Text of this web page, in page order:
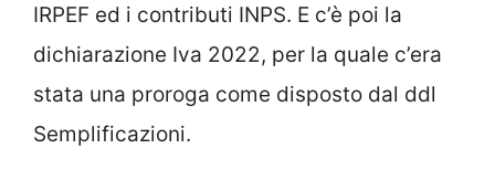
IRPEF ed i contributi INPS. E c’è poi la
dichiarazione Iva 2022, per la quale c’era
stata una proroga come disposto dal ddl
Semplificazioni.